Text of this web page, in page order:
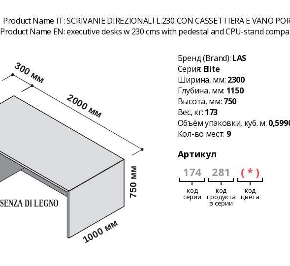
Product Name IT:SCRIVANIE DIREZIONALI L.230 CON CASSETTIERA E VANO
Product Name EN:executive desks w 230 cms with pedestal and CPU-stand
Бренд (Brand): LAS
Серия: Elite
Ширина, мм: 2300
Глубина, мм: 1150
Высота, мм: 750
Вес, кг: 173
Объём упаковки, куб. м:
Кол-во мест: 9
Артикул
174
код
серии
281
код
продукта
в серии
( * )
код
цвета